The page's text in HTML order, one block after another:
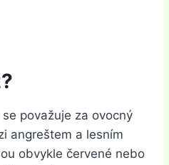
považuje za ovocný
angreštem a lesním
obvykle červené nebo